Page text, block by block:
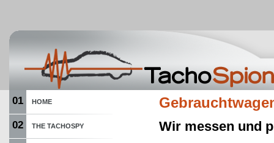
01 HOME
02 THE TACHOSPY
Wir messen und